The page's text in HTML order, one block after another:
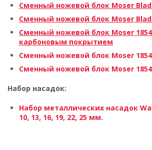
Сменный ножевой блок Moser
Сменный ножевой блок Moser
Сменный ножевой блок Moser
карбоновым покрытием
Сменный ножевой блок Moser
Сменный ножевой блок Moser
Набор насадок:
Набор металлических насадок
10, 13, 16, 19, 22, 25 мм.